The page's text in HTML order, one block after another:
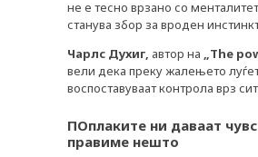
не е тесно врзано со
станува збор за вроден
Чарлс Духиг, автор на „The
вели дека преку жалењето
воспоставуваат контрола врз
ПОплаките ни даваат
правиме нешто